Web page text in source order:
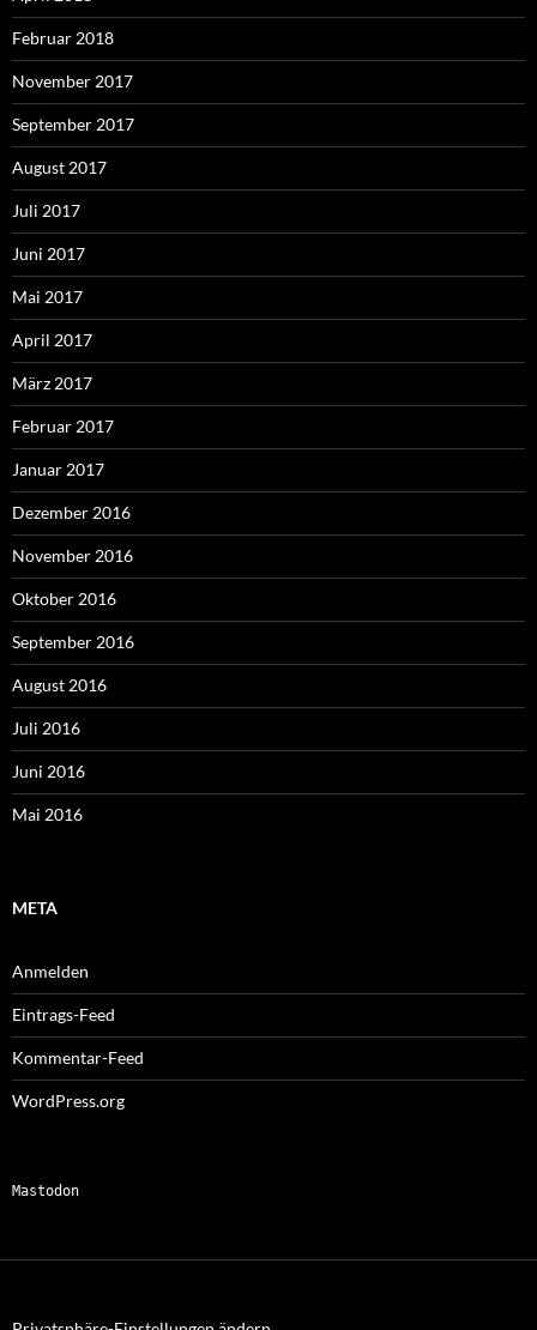
Februar 2018
November 2017
September 2017
August 2017
Juli 2017
Juni 2017
Mai 2017
April 2017
März 2017
Februar 2017
Januar 2017
Dezember 2016
November 2016
Oktober 2016
September 2016
August 2016
Juli 2016
Juni 2016
Mai 2016
META
Anmelden
Eintrags-Feed
Kommentar-Feed
WordPress.org
Mastodon